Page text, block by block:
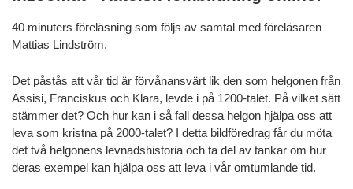
40 minuters föreläsning som följs av samtal med föreläsaren
Mattias Lindström.
Det påstås att vår tid är förvånansvärt lik den som helgonen från
Assisi, Franciskus och Klara, levde i på 1200-talet. På vilket sätt
stämmer det? Och hur kan i så fall dessa helgon hjälpa oss att
leva som kristna på 2000-talet? I detta bildföredrag får du möta
det två helgonens levnadshistoria och ta del av tankar om hur
deras exempel kan hjälpa oss att leva i vår omtumlande tid.